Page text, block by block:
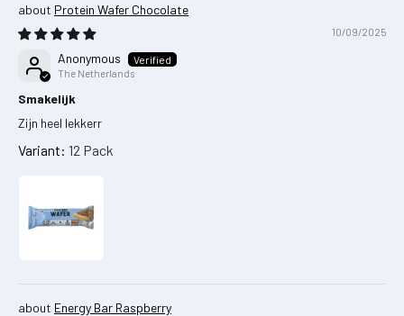
Protein Wafer Chocolate
10/09/2025
Anonymous
The Netherlands
Smakelijk
Zijn heel lekkerr
12 Pack
Energy Bar Raspberry